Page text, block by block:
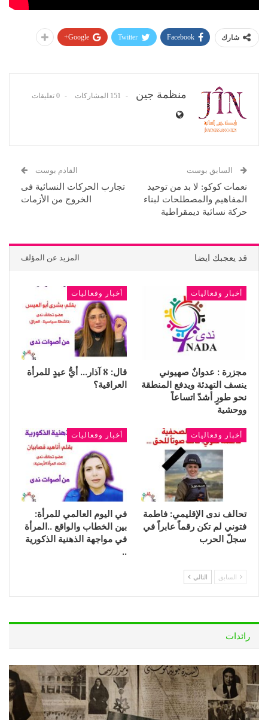
شارك Facebook
Twitter
Google+
منظمة جين 151 المشاركات 0 تعليقات
السابق بوست
نعمات كوكو: لا بد من توحيد
المفاهيم والمصطلحات لبناء
حركة نسائية ديمقراطية
القادم بوست
تجارب الحركات النسائية فى
الخروج من الأزمات
قد يعجبك ايضا المزيد عن المؤلف
أخبار وفعاليات
مجزرة : عدوانٌ صهيوني
ينسف التهدئة ويدفع المنطقة
نحو طورٍ أشدّ اتساعاً
ووحشية
أخبار وفعاليات
قال: 8 آذار… أيُّ عيدٍ للمرأة
العراقية؟
أخبار وفعاليات
تحالف ندى الإقليمي: فاطمة
فتوني لم تكن رقماً عابراً في
سجلّ الحرب
أخبار وفعاليات
في اليوم العالمي للمرأة:
بين الخطاب والواقع ..المرأة
في مواجهة الذهنية الذكورية
..
السابق التالي
رائدات